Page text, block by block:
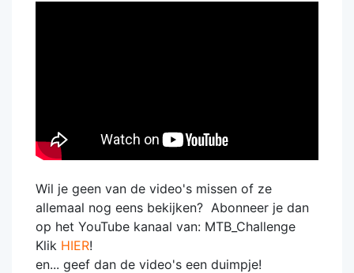
Wil je geen van de video's missen of ze
allemaal nog eens bekijken? Abonneer je dan
op het YouTube kanaal van: MTB_Challenge
Klik HIER!
en... geef dan de video's een duimpje!